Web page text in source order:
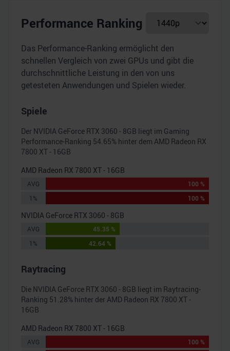
Performance Ranking
Das Performance-Ranking ermöglicht den
schnellen Vergleich von zwei GPUs und gibt die
durchschnittliche Leistung in den von uns
getesteten Anwendungen und Spielen wieder.
Spiele
Der NVIDIA GeForce RTX 3060 - 8GB liegt im Gaming
Performance-Ranking 54.65% hinter dem AMD Radeon RX
7800 XT - 16GB
AMD Radeon RX 7800 XT - 16GB
AVG
100 %
1%
100 %
NVIDIA GeForce RTX 3060 - 8GB
AVG
45.35 %
1%
42.64 %
Raytracing
Die NVIDIA GeForce RTX 3060 - 8GB liegt im Raytracing-
Ranking 51.28% hinter derAMD Radeon RX 7800 XT -
16GB
AMD Radeon RX 7800 XT - 16GB
AVG
100 %